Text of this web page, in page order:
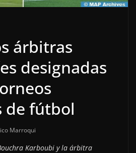
árbitras
designadas
de fútbol
Marroqui
Karboubi y la árbitra